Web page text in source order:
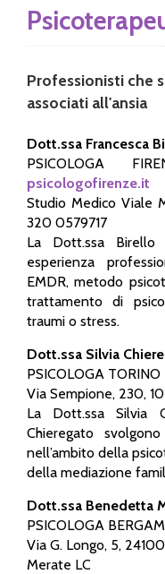
Professionisti che
associati all'ansia
Dott.ssa Francesca
PSICOLOGA
psicologofirenze.it
Studio Medico Viale
320 0579717
La Dott.ssa
esperienza
EMDR, metodo
trattamento di
traumi o stress.
Dott.ssa Silvia
PSICOLOGA TORINO
Via Sempione, 230,
La Dott.ssa Silvia
Chieregato
nell’ambito della
della mediazione
Dott.ssa Benedetta
PSICOLOGA
Via G. Longo, 5,
Merate LC